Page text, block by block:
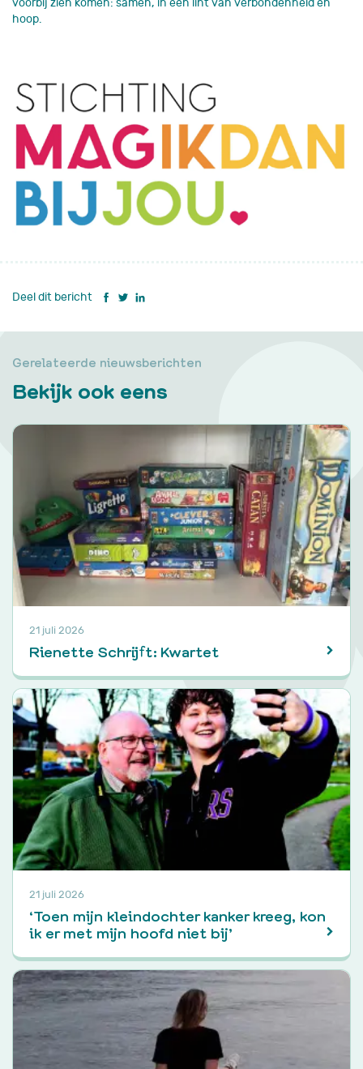
voorbij zien komen: samen, in een lint van verbondenheid en
hoop.
Deel dit bericht
Gerelateerde nieuwsberichten
Bekijk ook eens
21 juli 2026
Rienette Schrijft: Kwartet
21 juli 2026
‘Toen mijn kleindochter kanker kreeg, kon
ik er met mijn hoofd niet bij’